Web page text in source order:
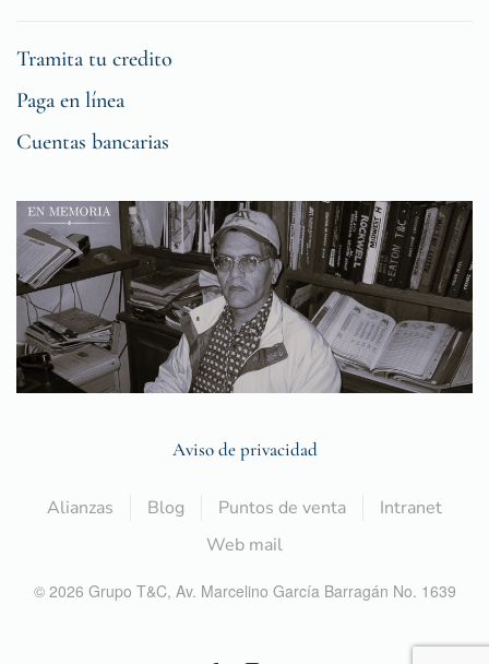
Tramita tu credito
Paga en línea
Cuentas bancarias
Aviso de privacidad
Alianzas Blog Puntos de venta
Intranet
Web mail
© 2026 Grupo T&C, Av. Marcelino García Barragán No. 1639